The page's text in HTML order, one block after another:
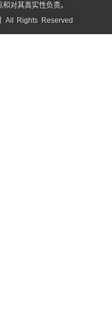
对其真实性负责。
All Rights Reserved